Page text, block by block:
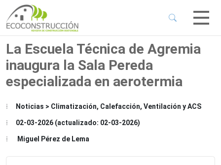
Menu
Menu
La Escuela Técnica de Agremia
inaugura la Sala Pereda
especializada en aerotermia
Noticias > Climatización, Calefacción, Ventilación y ACS
02-03-2026 (actualizado: 02-03-2026)
Miguel Pérez de Lema